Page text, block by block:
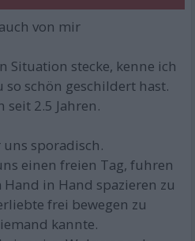
von mir
Situation stecke, kenne ich
so schön geschildert hast.
2.5 Jahren.
sporadisch.
einen freien Tag, fuhren
in Hand spazieren zu
frei bewegen zu
kannte.